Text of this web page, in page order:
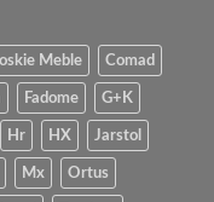
Meble Comad
Fadome G+K
Hr HX Jarstol
Mx Ortus